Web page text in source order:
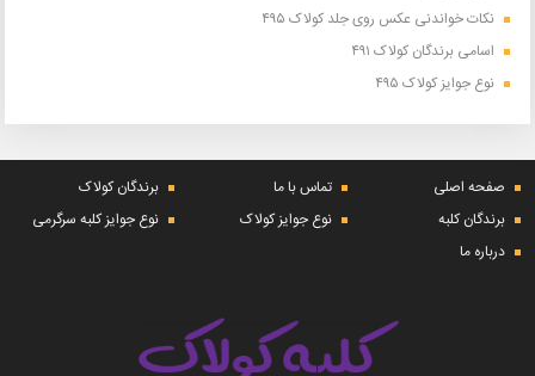
نکات خواندنی عکس روی جلد کولاک ۴۹۵
اسامی برندگان کولاک ۴۹۱
نوع جوایز کولاک ۴۹۵
صفحه اصلی تماس با ما
برندگان کولاک
برندگان کلبه
نوع جوایز کولاک
نوع جوایز کلبه سرگرمی
درباره ما